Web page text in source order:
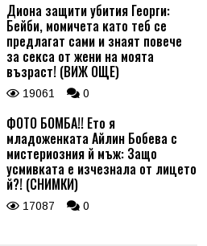
Диона защити убития Георги:
Бейби, момичета като теб се
предлагат сами и знаят повече
за секса от жени на моята
възраст! (ВИЖ ОЩЕ)
19061 0
ФОТО БОМБА!! Ето я
младоженката Айлин Бобева с
мистериозния й мъж: Защо
усмивката е изчезнала от лицето
й?! (СНИМКИ)
17087 0